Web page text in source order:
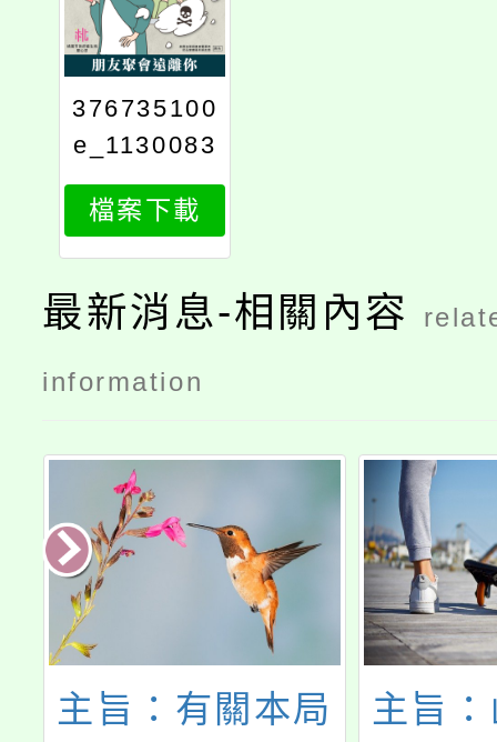
376735100
e_1130083
017_attach
1
檔案下載
最新消息-相關內容
information
主旨：函轉桃園
國立